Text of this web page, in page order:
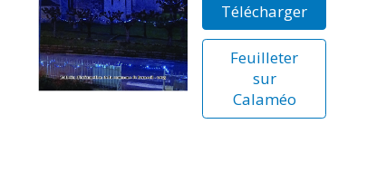
Télécharger
Feuilleter
sur
Calaméo